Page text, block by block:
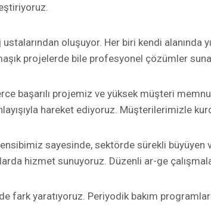
oluşuyor. Her biri kendi alanında
projelerde bile profesyonel çözümler
başarılı projemiz ve yüksek müşteri
hareket ediyoruz. Müşterilerimizle
sayesinde, sektörde sürekli
hizmet sunuyoruz. Düzenli ar-ge
fark yaratıyoruz. Periyodik bakım